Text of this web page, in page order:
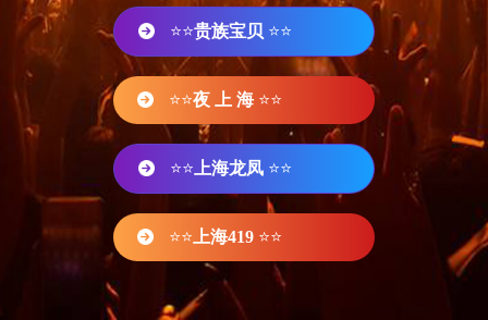
⭐⭐贵族宝贝 ⭐⭐
⭐⭐夜 上 海 ⭐⭐
⭐⭐ 上海龙凤 ⭐⭐
⭐⭐ 上海419 ⭐⭐